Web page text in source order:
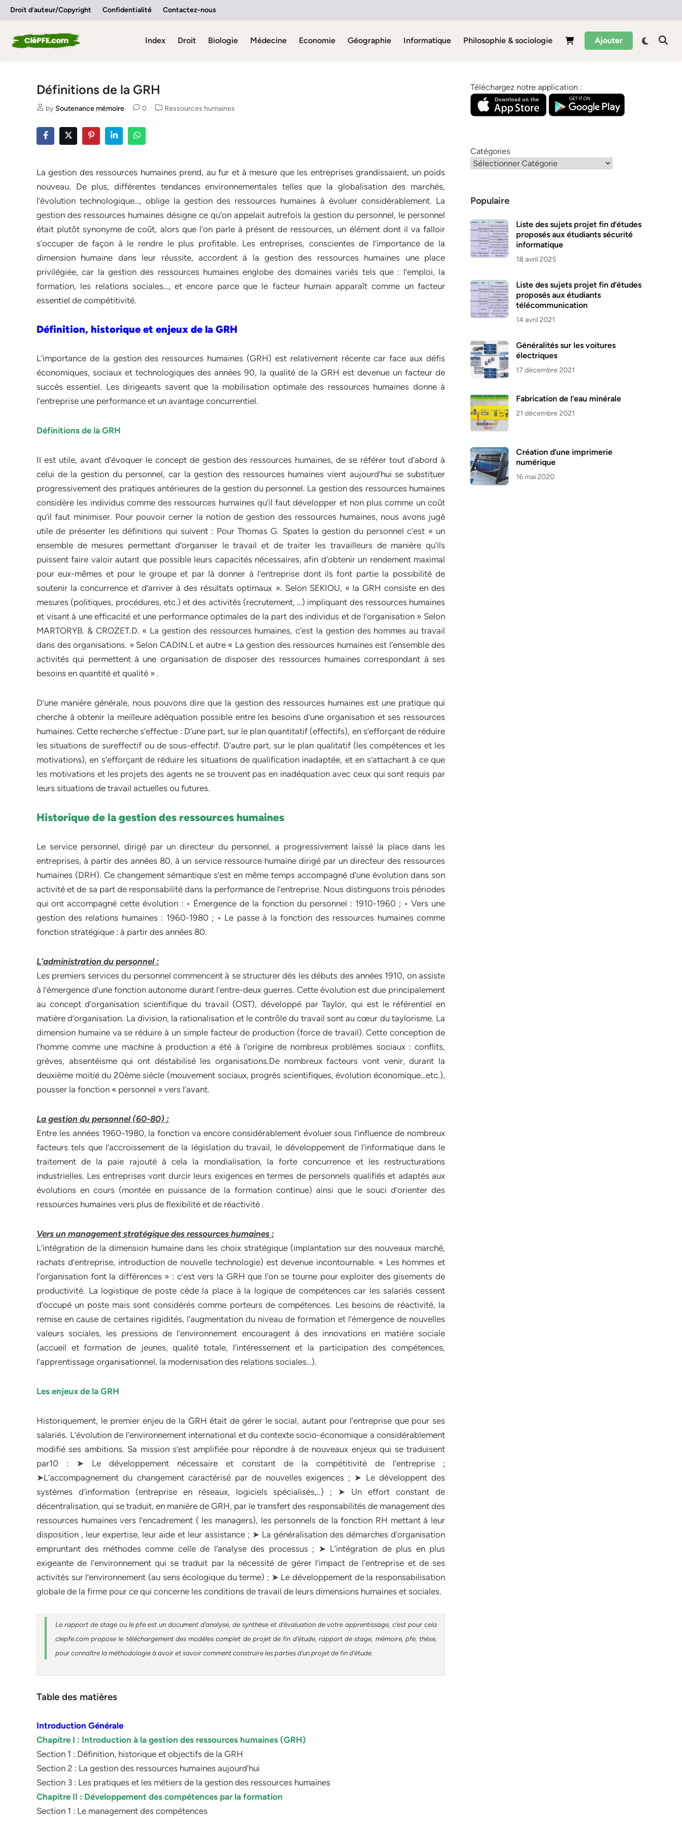
SkipDroit d’auteur/Copyright Confidentialité Contactez-nous
Index Droit Biologie Médecine Economie Géographie Informatique Philosophie & sociologie Ajouter
Définitions de la GRH
by Soutenance mémoire 0
Posted
Ressources humaines
La gestion des ressources humaines prend, au fur et à mesure que les entreprises grandissaient, un poids
nouveau. De plus, différentes tendances environnementales telles que la globalisation des marchés,
l’évolution technologique…, oblige la gestion des ressources humaines à évoluer considérablement. La
gestion des ressources humaines désigne ce qu’on appelait autrefois la gestion du personnel, le personnel
était plutôt synonyme de coût, alors que l’on parle à présent de ressources, un élément dont il va falloir
s’occuper de façon à le rendre le plus profitable. Les entreprises, conscientes de l’importance de la
dimension humaine dans leur réussite, accordent à la gestion des ressources humaines une place
privilégiée, car la gestion des ressources humaines englobe des domaines variés tels que : l’emploi, la
formation, les relations sociales…, et encore parce que le facteur humain apparaît comme un facteur
essentiel de compétitivité.
Définition, historique et enjeux de la GRH
L’importance de la gestion des ressources humaines (GRH) est relativement récente car face aux défis
économiques, sociaux et technologiques des années 90, la qualité de la GRH est devenue un facteur de
succès essentiel. Les dirigeants savent que la mobilisation optimale des ressources humaines donne à
l’entreprise une performance et un avantage concurrentiel.
Définitions de la GRH
Il est utile, avant d’évoquer le concept de gestion des ressources humaines, de se référer tout d’abord à
celui de la gestion du personnel, car la gestion des ressources humaines vient aujourd’hui se substituer
progressivement des pratiques antérieures de la gestion du personnel. La gestion des ressources humaines
considère les individus comme des ressources humaines qu’il faut développer et non plus comme un coût
qu’il faut minimiser. Pour pouvoir cerner la notion de gestion des ressources humaines, nous avons jugé
utile de présenter les définitions qui suivent : Pour Thomas G. Spates la gestion du personnel c’est « un
ensemble de mesures permettant d’organiser le travail et de traiter les travailleurs de manière qu’ils
puissent faire valoir autant que possible leurs capacités nécessaires, afin d’obtenir un rendement maximal
pour eux-mêmes et pour le groupe et par là donner à l’entreprise dont ils font partie la possibilité de
soutenir la concurrence et d’arriver à des résultats optimaux ». Selon SEKIOU, « la GRH consiste en des
mesures (politiques, procédures, etc.) et des activités (recrutement, …) impliquant des ressources humaines
et visant à une efficacité et une performance optimales de la part des individus et de l’organisation » Selon
MARTORYB. & CROZET.D. « La gestion des ressources humaines, c’est la gestion des hommes au travail
dans des organisations. » Selon CADIN.L et autre « La gestion des ressources humaines est l’ensemble des
activités qui permettent à une organisation de disposer des ressources humaines correspondant à ses
besoins en quantité et qualité » .
D’une manière générale, nous pouvons dire que la gestion des ressources humaines est une pratique qui
cherche à obtenir la meilleure adéquation possible entre les besoins d’une organisation et ses ressources
humaines. Cette recherche s’effectue : D’une part, sur le plan quantitatif (effectifs), en s’efforçant de réduire
les situations de sureffectif ou de sous-effectif. D’autre part, sur le plan qualitatif (les compétences et les
motivations), en s’efforçant de réduire les situations de qualification inadaptée, et en s’attachant à ce que
les motivations et les projets des agents ne se trouvent pas en inadéquation avec ceux qui sont requis par
leurs situations de travail actuelles ou futures.
Historique de la gestion des ressources humaines
Le service personnel, dirigé par un directeur du personnel, a progressivement laissé la place dans les
entreprises, à partir des années 80, à un service ressource humaine dirigé par un directeur des ressources
humaines (DRH). Ce changement sémantique s’est en même temps accompagné d’une évolution dans son
activité et de sa part de responsabilité dans la performance de l’entreprise. Nous distinguons trois périodes
qui ont accompagné cette évolution : • Émergence de la fonction du personnel : 1910-1960 ; • Vers une
gestion des relations humaines : 1960-1980 ; • Le passe à la fonction des ressources humaines comme
fonction stratégique : à partir des années 80.
L’administration du personnel :
Les premiers services du personnel commencent à se structurer dès les débuts des années 1910, on assiste
à l’émergence d’une fonction autonome durant l’entre-deux guerres. Cette évolution est due principalement
au concept d’organisation scientifique du travail (OST), développé par Taylor, qui est le référentiel en
matière d’organisation. La division, la rationalisation et le contrôle du travail sont au cœur du taylorisme. La
dimension humaine va se réduire à un simple facteur de production (force de travail). Cette conception de
l’homme comme une machine à production a été à l’origine de nombreux problèmes sociaux : conflits,
grèves, absentéisme qui ont déstabilisé les organisations.De nombreux facteurs vont venir, durant la
deuxième moitié du 20ème siècle (mouvement sociaux, progrès scientifiques, évolution économique…etc.),
pousser la fonction « personnel » vers l’avant.
La gestion du personnel (60-80) :
Entre les années 1960-1980, la fonction va encore considérablement évoluer sous l’influence de nombreux
facteurs tels que l’accroissement de la législation du travail, le développement de l’informatique dans le
traitement de la paie rajouté à cela la mondialisation, la forte concurrence et les restructurations
industrielles. Les entreprises vont durcir leurs exigences en termes de personnels qualifiés et adaptés aux
évolutions en cours (montée en puissance de la formation continue) ainsi que le souci d’orienter des
ressources humaines vers plus de flexibilité et de réactivité .
Vers un management stratégique des ressources humaines :
L’intégration de la dimension humaine dans les choix stratégique (implantation sur des nouveaux marché,
rachats d’entreprise, introduction de nouvelle technologie) est devenue incontournable. « Les hommes et
l’organisation font la différences » : c’est vers la GRH que l’on se tourne pour exploiter des gisements de
productivité. La logistique de poste cède la place à la logique de compétences car les salariés cessent
d’occupé un poste mais sont considérés comme porteurs de compétences. Les besoins de réactivité, la
remise en cause de certaines rigidités, l’augmentation du niveau de formation et l’émergence de nouvelles
valeurs sociales, les pressions de l’environnement encouragent à des innovations en matière sociale
(accueil et formation de jeunes, qualité totale, l’intéressement et la participation des compétences,
l’apprentissage organisationnel, la modernisation des relations sociales…).
Les enjeux de la GRH
Historiquement, le premier enjeu de la GRH était de gérer le social, autant pour l’entreprise que pour ses
salariés. L’évolution de l’environnement international et du contexte socio-économique a considérablement
modifié ses ambitions. Sa mission s’est amplifiée pour répondre à de nouveaux enjeux qui se traduisent
par10 : ➤ Le développement nécessaire et constant de la compétitivité de l’entreprise ;
➤L’accompagnement du changement caractérisé par de nouvelles exigences ; ➤ Le développent des
systèmes d’information (entreprise en réseaux, logiciels spécialisés,..) ; ➤ Un effort constant de
décentralisation, qui se traduit, en manière de GRH, par le transfert des responsabilités de management des
ressources humaines vers l’encadrement ( les managers), les personnels de la fonction RH mettant à leur
disposition , leur expertise, leur aide et leur assistance ; ➤ La généralisation des démarches d’organisation
empruntant des méthodes comme celle de l’analyse des processus ; ➤ L’intégration de plus en plus
exigeante de l’environnement qui se traduit par la nécessité de gérer l’impact de l’entreprise et de ses
activités sur l’environnement (au sens écologique du terme) ; ➤ Le développement de la responsabilisation
globale de la firme pour ce qui concerne les conditions de travail de leurs dimensions humaines et sociales.
Le rapport de stage ou le pfe est un document d’analyse, de synthèse et d’évaluation de votre apprentissage, c’est pour cela
clepfe.com propose le téléchargement des modèles complet de projet de fin d’étude, rapport de stage, mémoire, pfe, thèse,
pour connaître la méthodologie à avoir et savoir comment construire les parties d’un projet de fin d’étude.
Table des matières
Introduction Générale
Chapitre I : Introduction à la gestion des ressources humaines (GRH)
Section 1 : Définition, historique et objectifs de la GRH
Section 2 : La gestion des ressources humaines aujourd’hui
Section 3 : Les pratiques et les métiers de la gestion des ressources humaines
Chapitre II : Développement des compétences par la formation
Section 1 : Le management des compétences
Téléchargez notre application :
Catégories
Populaire
Liste des sujets projet fin d’études
proposés aux étudiants sécurité
informatique
18 avril 2025
Liste des sujets projet fin d’études
proposés aux étudiants
télécommunication
14 avril 2021
Généralités sur les voitures
électriques
17 décembre 2021
Fabrication de l’eau minérale
21 décembre 2021
Création d’une imprimerie
numérique
16 mai 2020